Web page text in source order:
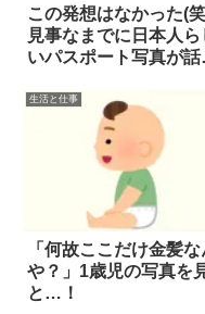
この発想はなかった(笑
見事なまでに日本人ら
いパスポート写真が話
生活と仕事
「何故ここだけ金髪な
や？」1歳児の写真を
と…！